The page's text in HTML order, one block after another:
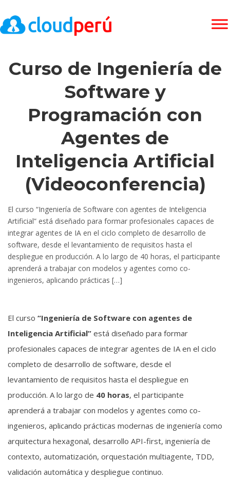
Curso de Ingeniería de
Software y
Programación con
Agentes de
Inteligencia Artificial
(Videoconferencia)
El curso “Ingeniería de Software con agentes de Inteligencia
Artificial” está diseñado para formar profesionales capaces de
integrar agentes de IA en el ciclo completo de desarrollo de
software, desde el levantamiento de requisitos hasta el
despliegue en producción. A lo largo de 40 horas, el participante
aprenderá a trabajar con modelos y agentes como co-
ingenieros, aplicando prácticas […]
El curso “Ingeniería de Software con agentes de
Inteligencia Artificial” está diseñado para formar
profesionales capaces de integrar agentes de IA en el ciclo
completo de desarrollo de software, desde el
levantamiento de requisitos hasta el despliegue en
producción. A lo largo de 40 horas, el participante
aprenderá a trabajar con modelos y agentes como co-
ingenieros, aplicando prácticas modernas de ingeniería como
arquitectura hexagonal, desarrollo API-first, ingeniería de
contexto, automatización, orquestación multiagente, TDD,
validación automática y despliegue continuo.